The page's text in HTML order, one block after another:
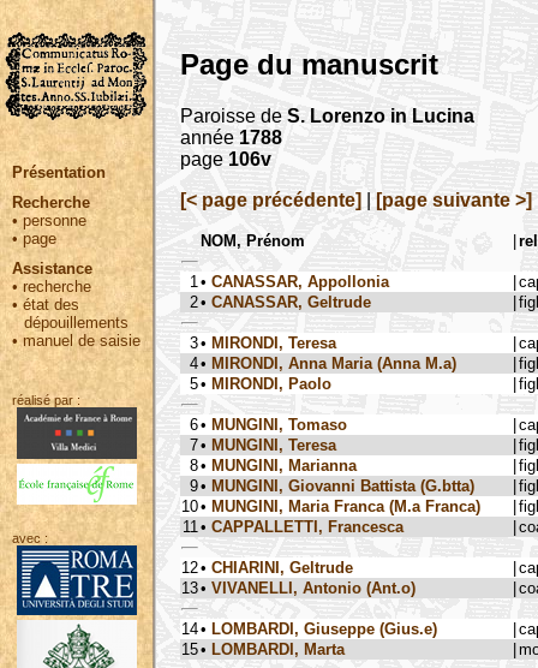
Présentation
Recherche
• personne
•page
Assistance
• recherche
•état des
dépouillements
•manuel de saisie
réalisé par :
avec :
Page du manuscrit
Paroisse de S. Lorenzo in Lucina
année 1788
page 106v
[< page précédente]
[page suivante >]
NOM, Prénom
1 • CANASSAR, Appollonia
2• CANASSAR, Geltrude
3• MIRONDI, Teresa
4• MIRONDI, Anna Maria (Anna M.a)
5• MIRONDI, Paolo
6• MUNGINI, Tomaso
7• MUNGINI, Teresa
8• MUNGINI, Marianna
9• MUNGINI, Giovanni Battista (G.btta)
10• MUNGINI, Maria Franca (M.a Franca)
11 • CAPPALLETTI, Francesca
12• CHIARINI, Geltrude
13• VIVANELLI, Antonio (Ant.o)
14• LOMBARDI, Giuseppe (Gius.e)
15• LOMBARDI, Marta